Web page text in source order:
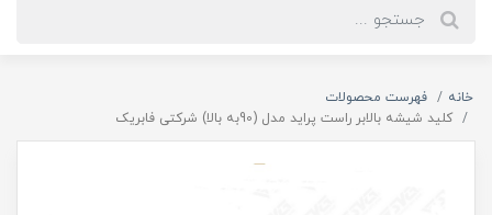
خانه
فهرست محصولات
کلید شیشه بالابر راست پراید مدل (90به بالا) شرکتی فابریک